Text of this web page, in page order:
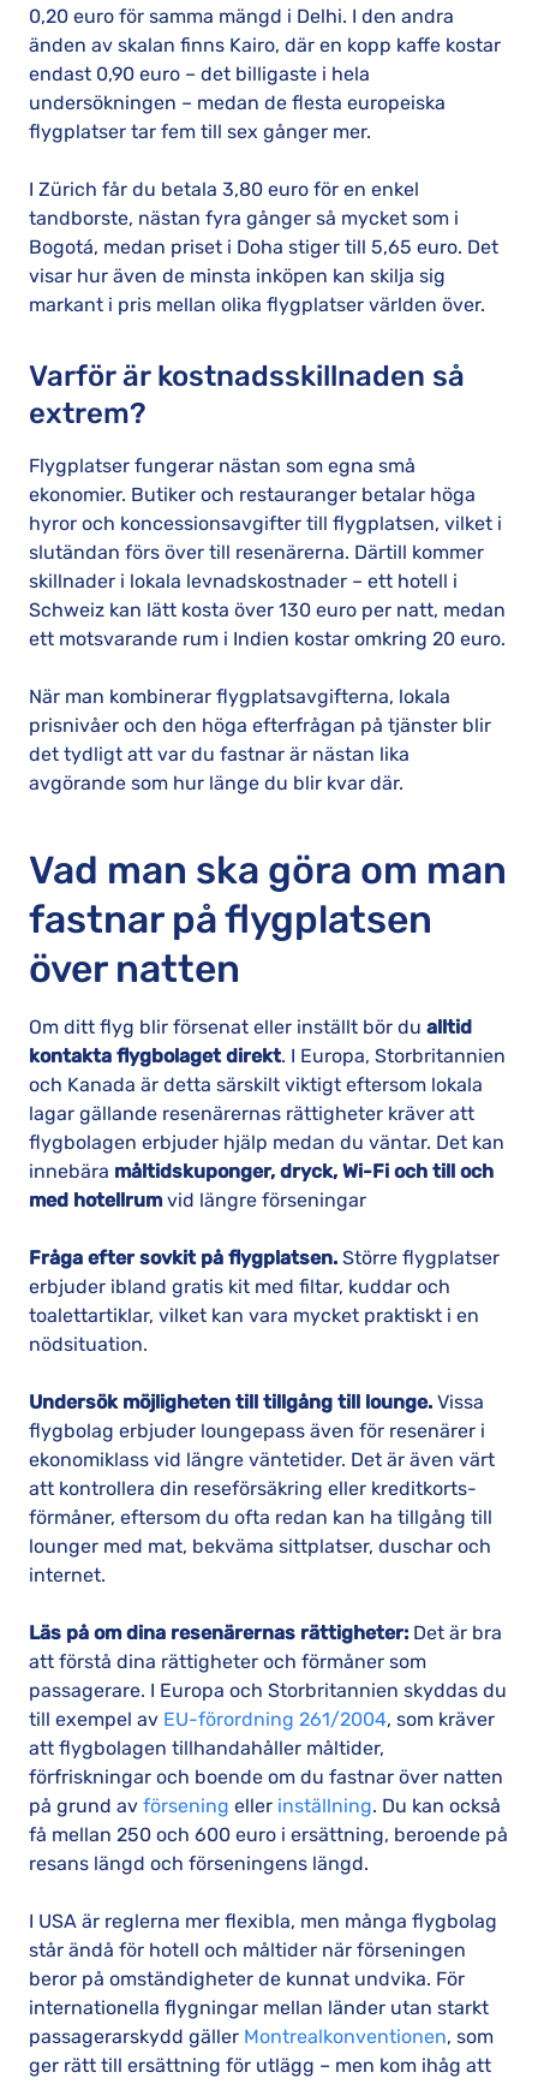
0,20 euro för samma mängd i Delhi. I den andra
änden av skalan finns Kairo, där en kopp kaffe kostar
endast 0,90 euro – det billigaste i hela
undersökningen – medan de flesta europeiska
flygplatser tar fem till sex gånger mer.
I Zürich får du betala 3,80 euro för en enkel
tandborste, nästan fyra gånger så mycket som i
Bogotá, medan priset i Doha stiger till 5,65 euro. Det
visar hur även de minsta inköpen kan skilja sig
markant i pris mellan olika flygplatser världen över.
Varför är kostnadsskillnaden så
extrem?
Flygplatser fungerar nästan som egna små
ekonomier. Butiker och restauranger betalar höga
hyror och koncessionsavgifter till flygplatsen, vilket i
slutändan förs över till resenärerna. Därtill kommer
skillnader i lokala levnadskostnader – ett hotell i
Schweiz kan lätt kosta över 130 euro per natt, medan
ett motsvarande rum i Indien kostar omkring 20 euro.
När man kombinerar flygplatsavgifterna, lokala
prisnivåer och den höga efterfrågan på tjänster blir
det tydligt att var du fastnar är nästan lika
avgörande som hur länge du blir kvar där.
Vad man ska göra om man
fastnar på flygplatsen
över natten
Om ditt flyg blir försenat eller inställt bör du alltid
kontakta flygbolaget direkt. I Europa, Storbritannien
och Kanada är detta särskilt viktigt eftersom lokala
lagar gällande resenärernas rättigheter kräver att
flygbolagen erbjuder hjälp medan du väntar. Det kan
innebära måltidskuponger, dryck, Wi-Fi och till och
med hotellrumvid längre förseningar
Fråga efter sovkit på flygplatsen. Större flygplatser
erbjuder ibland gratis kit med filtar, kuddar och
toalettartiklar, vilket kan vara mycket praktiskt i en
nödsituation.
Undersök möjligheten till tillgång till lounge. Vissa
flygbolag erbjuder loungepass även för resenärer i
ekonomiklass vid längre väntetider. Det är även värt
att kontrollera din reseförsäkring eller kreditkorts­
förmåner, eftersom du ofta redan kan ha tillgång till
lounger med mat, bekväma sittplatser, duschar och
internet.
Läs på om dina resenärernas rättigheter: Det är bra
att förstå dina rättigheter och förmåner som
passagerare. I Europa och Storbritannien skyddas du
till exempel av EU-förordning 261/2004, som kräver
att flygbolagen tillhandahåller måltider,
förfriskningar och boende om du fastnar över natten
på grund av försening eller inställning. Du kan också
få mellan 250 och 600 euro i ersättning, beroende på
resans längd och förseningens längd.
I USA är reglerna mer flexibla, men många flygbolag
står ändå för hotell och måltider när förseningen
beror på omständigheter de kunnat undvika. För
internationella flygningar mellan länder utan starkt
passagerarskydd gäller Montrealkonventionen, som
ger rätt till ersättning för utlägg – men kom ihåg att